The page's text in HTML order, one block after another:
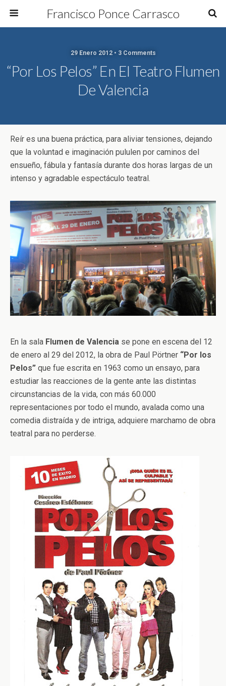
Francisco Ponce Carrasco
29 Enero 2012 • 3 Comments
“Por Los Pelos” En El Teatro Flumen
De Valencia
Reír es una buena práctica, para aliviar tensiones, dejando
que la voluntad e imaginación pululen por caminos del
ensueño, fábula y fantasía durante dos horas largas de un
intenso y agradable espectáculo teatral.
En la sala Flumen de Valencia se pone en escena del 12
de enero al 29 del 2012, la obra de Paul Pörtner “Por los
Pelos” que fue escrita en 1963 como un ensayo, para
estudiar las reacciones de la gente ante las distintas
circunstancias de la vida, con más 60.000
representaciones por todo el mundo, avalada como una
comedia distraída y de intriga, adquiere marchamo de obra
teatral para no perderse.